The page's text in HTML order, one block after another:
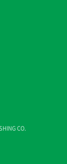
CO.